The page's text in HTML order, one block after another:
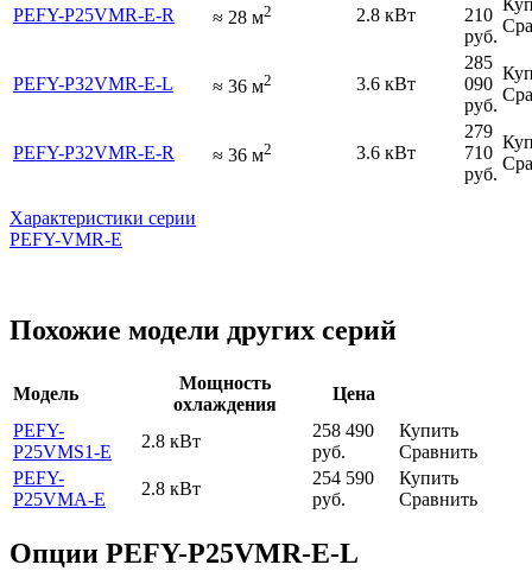
PEFY-P25VMR-E-R ≈ 28 м2 2.8 кВт
210
руб.
PEFY-P32VMR-E-L ≈ 36 м2 3.6 кВт
285
090
руб.
PEFY-P32VMR-E-R ≈ 36 м2 3.6 кВт
279
710
руб.
Характеристики серии
PEFY-VMR-E
Похожие модели других серий
Модель
Мощность
охлаждения
Цена
PEFY-
P25VMS1-E
2.8 кВт
258 490
руб.
Купить
Сравнить
PEFY-
P25VMA-E
2.8 кВт
254 590
руб.
Купить
Сравнить
Опции PEFY-P25VMR-E-L